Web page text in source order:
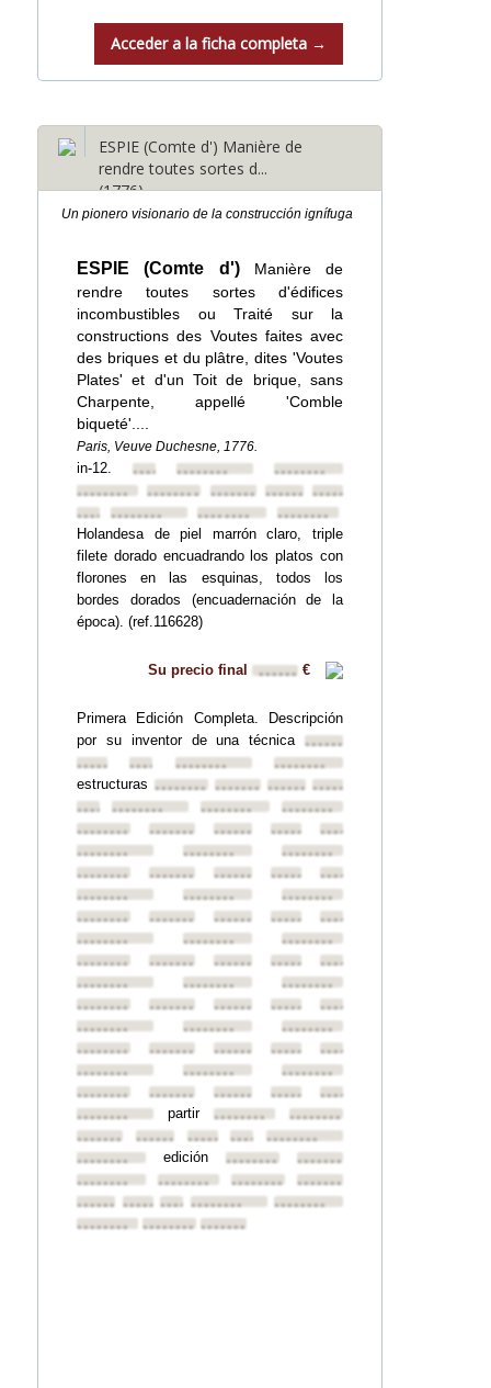
Acceder a la ficha completa →
ESPIE (Comte d') Manière de
rendre toutes sortes d...
(1776)
Un pionero visionario de la construcción ignífuga
ESPIE (Comte d')
Manière de
rendre toutes sortes d'édifices
incombustibles ou Traité sur la
constructions des Voutes faites avec
des briques et du plâtre, dites 'Voutes
Plates' et d'un Toit de brique, sans
Charpente, appellé 'Comble
biqueté'....
Paris, Veuve Duchesne, 1776.
in-12. ••••••••••••••••
••••••••
••••••••
•••••••• •••••••• ••••••••••••••••
•••••••••••••••• ••••••••
••••••••
Holandesa de piel marrón claro, triple
filete dorado encuadrando los platos con
florones en las esquinas, todos los
bordes dorados (encuadernación de la
época). (ref.116628)
Su precio final •••••• €
Primera Edición Completa. Descripción
por su inventor de una técnica ••••••••
••••••••••••••••••••••••
••••••••
estructuras •••••••• ••••••••••••••••••••••••
•••••••••••••••• ••••••••
••••••••
••••••••
•••••••• •••••••• ••••••••••••••••
••••••••
••••••••
••••••••
••••••••
•••••••• •••••••• ••••••••••••••••
••••••••
••••••••
••••••••
••••••••
•••••••• •••••••• ••••••••••••••••
••••••••
••••••••
••••••••
••••••••
•••••••• •••••••• ••••••••••••••••
••••••••
••••••••
••••••••
••••••••
•••••••• •••••••• ••••••••••••••••
••••••••
••••••••
••••••••
••••••••
•••••••• •••••••• ••••••••••••••••
••••••••
••••••••
••••••••
••••••••
•••••••• •••••••• ••••••••••••••••
••••••••
partir ••••••••
••••••••
••••••••
••••••••••••••••••••••••••••••••
••••••••
edición ••••••••
••••••••
••••••••
•••••••• ••••••••
••••••••
••••••••••••••••••••••••••••••••
••••••••
••••••••
•••••••• ••••••••